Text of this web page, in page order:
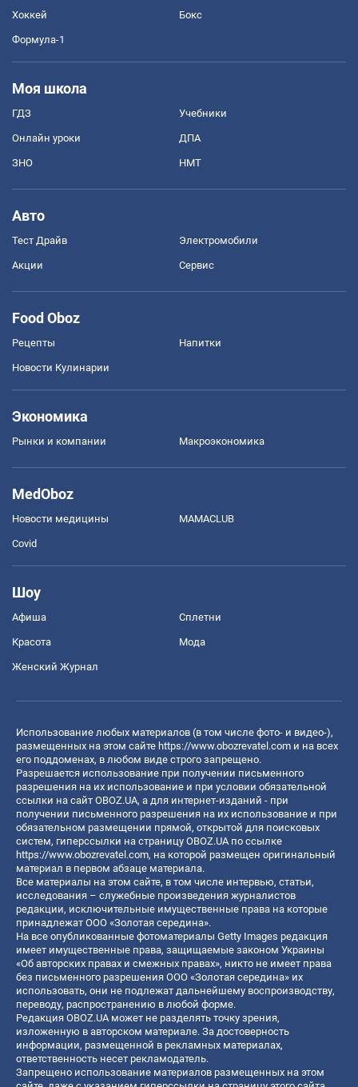
Хоккей Бокс
Формула-1
Моя школа
ГДЗ Учебники
Онлайн уроки ДПА
ЗНО НМТ
Авто
Тест Драйв Электромобили
Акции Сервис
Food Oboz
Рецепты Напитки
Новости Кулинарии
Экономика
Рынки и компании Mакроэкономика
MedOboz
Новости медицины MAMACLUB
Covid
Шоу
Афиша Сплетни
Красота Мода
Женский Журнал
Использование любых материалов (в том числе фото- и видео-),
размещенных на этом сайте https://www.obozrevatel.com и на всех
его поддоменах, в любом виде строго запрещено.
Разрешается использование при получении письменного
разрешения на их использование и при условии обязательной
ссылки на сайт OBOZ.UA, а для интернет-изданий - при
получении письменного разрешения на их использование и при
обязательном размещении прямой, открытой для поисковых
систем, гиперссылки на страницу OBOZ.UA по ссылке
https://www.obozrevatel.com, на которой размещен оригинальный
материал в первом абзаце материала.
Все материалы на этом сайте, в том числе интервью, статьи,
исследования – служебные произведения журналистов
редакции, исключительные имущественные права на которые
принадлежат ООО «Золотая середина».
На все опубликованные фотоматериалы Getty Images редакция
имеет имущественные права, защищаемые законом Украины
«Об авторских правах и смежных правах», никто не имеет права
без письменного разрешения ООО «Золотая середина» их
использовать, они не подлежат дальнейшему воспроизводству,
переводу, распространению в любой форме.
Редакция OBOZ.UA может не разделять точку зрения,
изложенную в авторском материале. За достоверность
информации, размещенной в рекламных материалах,
ответственность несет рекламодатель.
Запрещено использование материалов размещенных на этом